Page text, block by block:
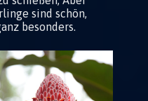
sind schön,
besonders.